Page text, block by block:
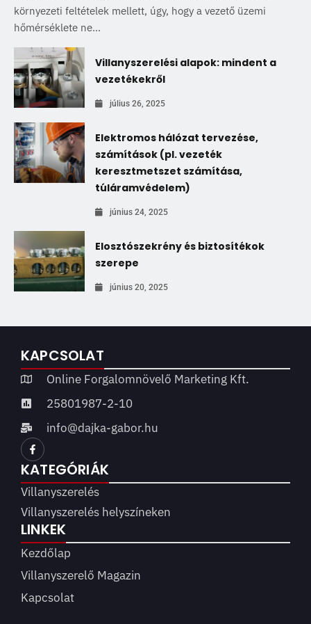
környezeti feltételek mellett, úgy, hogy a vezető üzemi
hőmérséklete ne...
Villanyszerelési alapok: mindent a
vezetékekről
július 26, 2025
Elektromos hálózat tervezése,
számítások (pl. vezeték
keresztmetszet számítása,
túláramvédelem)
június 24, 2025
Elosztószekrény és biztosítékok
szerepe
június 20, 2025
KAPCSOLAT
Online Forgalomnövelő Marketing Kft.
25801987-2-10
info@dajka-gabor.hu
KATEGÓRIÁK
Villanyszerelés
Villanyszerelés helyszíneken
LINKEK
Kezdőlap
Villanyszerelő Magazin
Kapcsolat